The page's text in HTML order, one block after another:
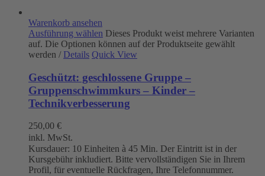
Warenkorb ansehen
Ausführung wählen Dieses Produkt weist mehrere Varianten
auf. Die Optionen können auf der Produktseite gewählt
werden / Details Quick View
Geschützt: geschlossene Gruppe –
Gruppenschwimmkurs – Kinder –
Technikverbesserung
250,00 €
inkl. MwSt.
Kursdauer: 10 Einheiten à 45 Min. Der Eintritt ist in der
Kursgebühr inkludiert. Bitte vervollständigen Sie in Ihrem
Profil, für eventuelle Rückfragen, Ihre Telefonnummer.